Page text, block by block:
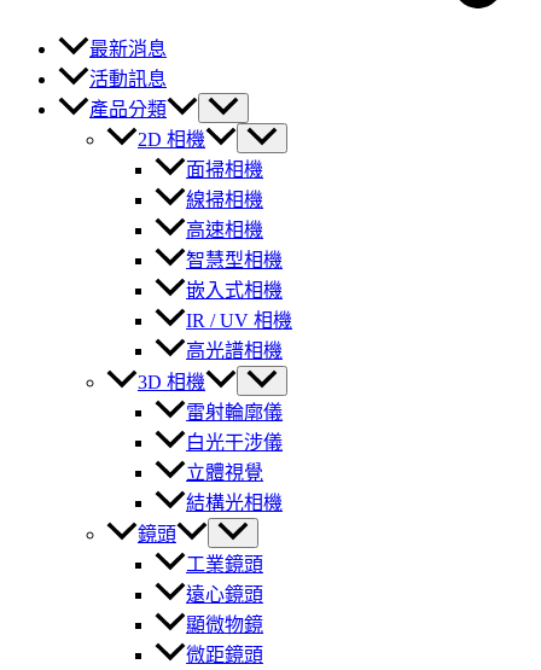
最新消息
活動訊息
產品分類
2D 相機
面掃相機
線掃相機
高速相機
智慧型相機
嵌入式相機
IR / UV 相機
高光譜相機
3D 相機
雷射輪廓儀
白光干涉儀
立體視覺
結構光相機
鏡頭
工業鏡頭
遠心鏡頭
顯微物鏡
微距鏡頭